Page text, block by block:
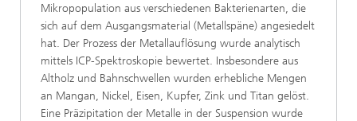
Mikropopulation aus verschiedenen Bakterienarten, die
sich auf dem Ausgangsmaterial (Metallspäne) angesiedelt
hat. Der Prozess der Metallauflösung wurde analytisch
mittels ICP-Spektroskopie bewertet. Insbesondere aus
Altholz und Bahnschwellen wurden erhebliche Mengen
an Mangan, Nickel, Eisen, Kupfer, Zink und Titan gelöst.
Eine Präzipitation der Metalle in der Suspension wurde